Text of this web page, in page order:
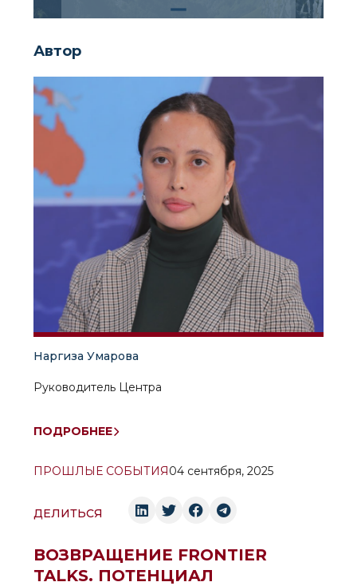
Автор
Наргиза Умарова
Руководитель Центра
ПОДРОБНЕЕ
ПРОШЛЫЕ СОБЫТИЯ04 сентября, 2025
ДЕЛИТЬСЯ
ВОЗВРАЩЕНИЕ FRONTIER
TALKS. ПОТЕНЦИАЛ